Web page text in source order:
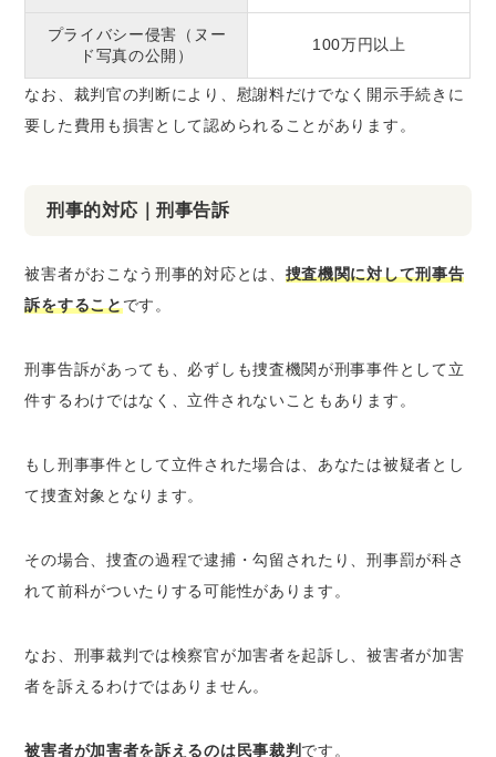
プライバシー侵害（ヌー
ド写真の公開）
100万円以上
なお、裁判官の判断により、慰謝料だけでなく開示手続きに
要した費用も損害として認められることがあります。
刑事的対応｜刑事告訴
被害者がおこなう刑事的対応とは、 捜査機関に対して刑事告
訴をすることです。
刑事告訴があっても、必ずしも捜査機関が刑事事件として立
件するわけではなく、立件されないこともあります。
もし刑事事件として立件された場合は、あなたは被疑者とし
て捜査対象となります。
その場合、 捜査の過程で逮捕・勾留されたり、刑事罰が科さ
れて前科がついたりする可能性があります。
なお、刑事裁判では検察官が加害者を起訴し、被害者が加害
者を訴えるわけではありません。
被害者が加害者を訴えるのは民事裁判です。